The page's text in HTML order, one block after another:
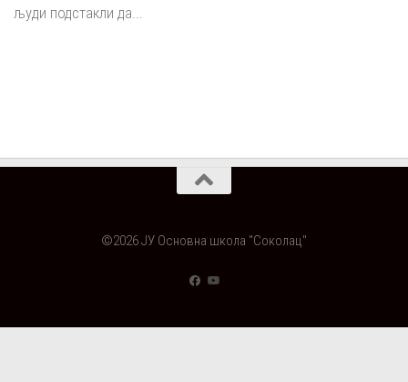
људи подстакли да...
©2026 ЈУ Основна школа "Соколац"